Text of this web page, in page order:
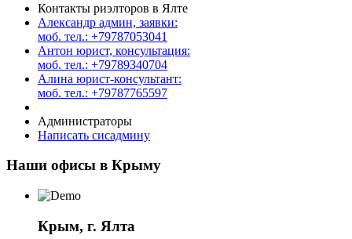
Контакты риэлторов в Ялте
Александр админ, заявки:
моб. тел.: +79787053041
Антон юрист, консультация:
моб. тел.: +79789340704
Алина юрист-консультант:
моб. тел.: +79787765597
Администраторы
Написать сисадмину
Наши офисы в Крыму
Крым, г. Ялта